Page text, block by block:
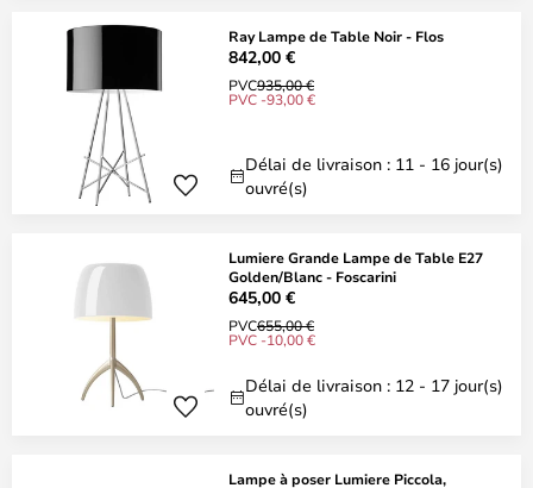
Ray Lampe de Table Noir - Flos
842,00 €
PVC935,00 €
PVC -93,00 €
Délai de livraison : 11 - 16 jour(s)
ouvré(s)
Lumiere Grande Lampe de Table E27
Golden/Blanc - Foscarini
645,00 €
PVC655,00 €
PVC -10,00 €
Délai de livraison : 12 - 17 jour(s)
ouvré(s)
Lampe à poser Lumiere Piccola,